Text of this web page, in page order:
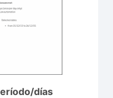
días